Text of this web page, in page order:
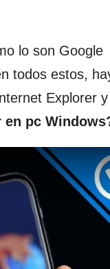
lo son Google
todos estos,
Explorer y
pc